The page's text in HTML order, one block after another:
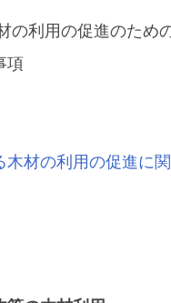
の利用の促進のため
項
木材の利用の促進に